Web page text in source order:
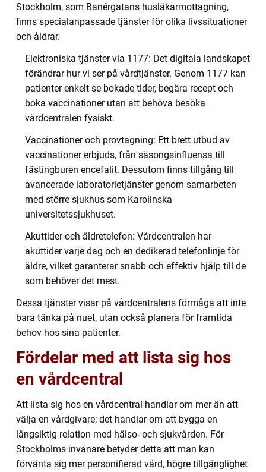
Stockholm, som Banérgatans husläkarmottagning,
finns specialanpassade tjänster för olika livssituationer
och åldrar.
Elektroniska tjänster via 1177: Det digitala landskapet
förändrar hur vi ser på vårdtjänster. Genom 1177 kan
patienter enkelt se bokade tider, begära recept och
boka vaccinationer utan att behöva besöka
vårdcentralen fysiskt.
Vaccinationer och provtagning: Ett brett utbud av
vaccinationer erbjuds, från säsongsinfluensa till
fästingburen encefalit. Dessutom finns tillgång till
avancerade laboratorietjänster genom samarbeten
med större sjukhus som Karolinska
universitetssjukhuset.
Akuttider och äldretelefon: Vårdcentralen har
akuttider varje dag och en dedikerad telefonlinje för
äldre, vilket garanterar snabb och effektiv hjälp till de
som behöver det mest.
Dessa tjänster visar på vårdcentralens förmåga att inte
bara tänka på nuet, utan också planera för framtida
behov hos sina patienter.
Fördelar med att lista sig hos
en vårdcentral
Att lista sig hos en vårdcentral handlar om mer än att
välja en vårdgivare; det handlar om att bygga en
långsiktig relation med hälso- och sjukvården. För
Stockholms invånare betyder detta att man kan
förvänta sig mer personifierad vård, högre tillgänglighet